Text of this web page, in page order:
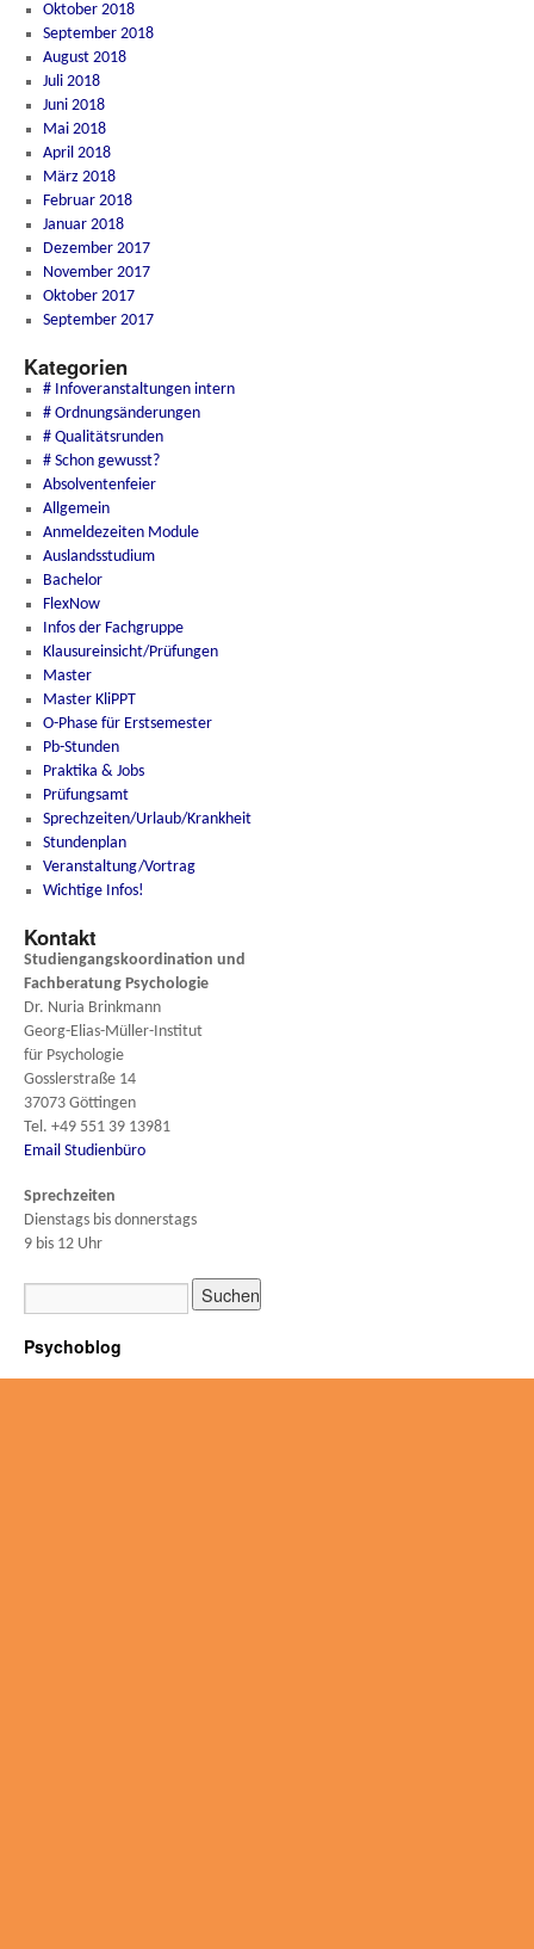
Oktober 2018
September 2018
August 2018
Juli 2018
Juni 2018
Mai 2018
April 2018
März 2018
Februar 2018
Januar 2018
Dezember 2017
November 2017
Oktober 2017
September 2017
Kategorien
# Infoveranstaltungen intern
# Ordnungsänderungen
# Qualitätsrunden
# Schon gewusst?
Absolventenfeier
Allgemein
Anmeldezeiten Module
Auslandsstudium
Bachelor
FlexNow
Infos der Fachgruppe
Klausureinsicht/Prüfungen
Master
Master KliPPT
O-Phase für Erstsemester
Pb-Stunden
Praktika & Jobs
Prüfungsamt
Sprechzeiten/Urlaub/Krankheit
Stundenplan
Veranstaltung/Vortrag
Wichtige Infos!
Kontakt
Studiengangskoordination und
Fachberatung Psychologie
Dr. Nuria Brinkmann
Georg-Elias-Müller-Institut
für Psychologie
Gosslerstraße 14
37073 Göttingen
Tel. +49 551 39 13981
Email Studienbüro
Sprechzeiten
Dienstags bis donnerstags
9 bis 12 Uhr
Psychoblog